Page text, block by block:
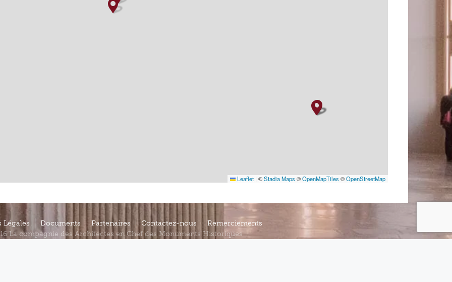
Leaflet | ©Stadia Maps ©OpenMapTiles ©OpenStreetMap
Légales Documents Partenaires Contactez-nous
Remerciements
La compagnie des Architectes en Chef des Monuments Historiques